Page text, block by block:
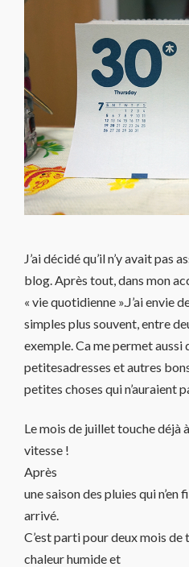
J’ai décidé qu’il n’y avait pas
blog. Après tout, dans mon
« vie quotidienne ».J’ai envie
simples plus souvent, entre
exemple. Ca me permet aussi
petitesadresses et autres
petites choses qui n’auraient
Le mois de juillet touche déjà
vitesse !
Après
une saison des pluies qui n’en
arrivé.
C’est parti pour deux mois
chaleur humide et